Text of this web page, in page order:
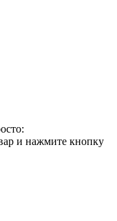
и нажмите кнопку